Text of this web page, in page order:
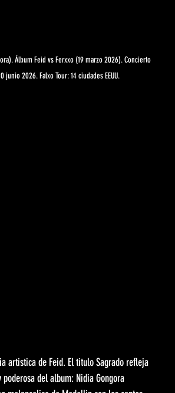
Álbum Feid vs Ferxxo (19 marzo 2026). Concierto
2026. Falxo Tour: 14 ciudades EEUU.
artistica de Feid. El titulo Sagrado refleja
del album: Nidia Gongora